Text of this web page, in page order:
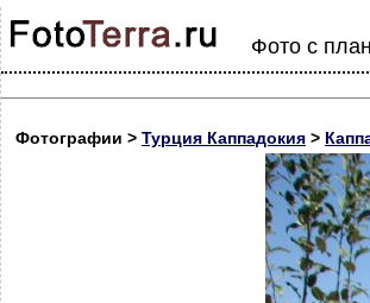
Фото с
Фотографии > Турция Каппадокия >